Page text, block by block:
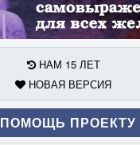
НАМ 15 ЛЕТ
НОВАЯ ВЕРСИЯ
ПОМОЩЬ ПРОЕКТУ